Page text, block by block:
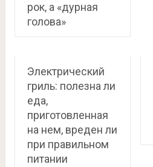
рок, а «дурная
голова»
Электрический
гриль: полезна ли
еда,
приготовленная
на нем, вреден ли
при правильном
питании